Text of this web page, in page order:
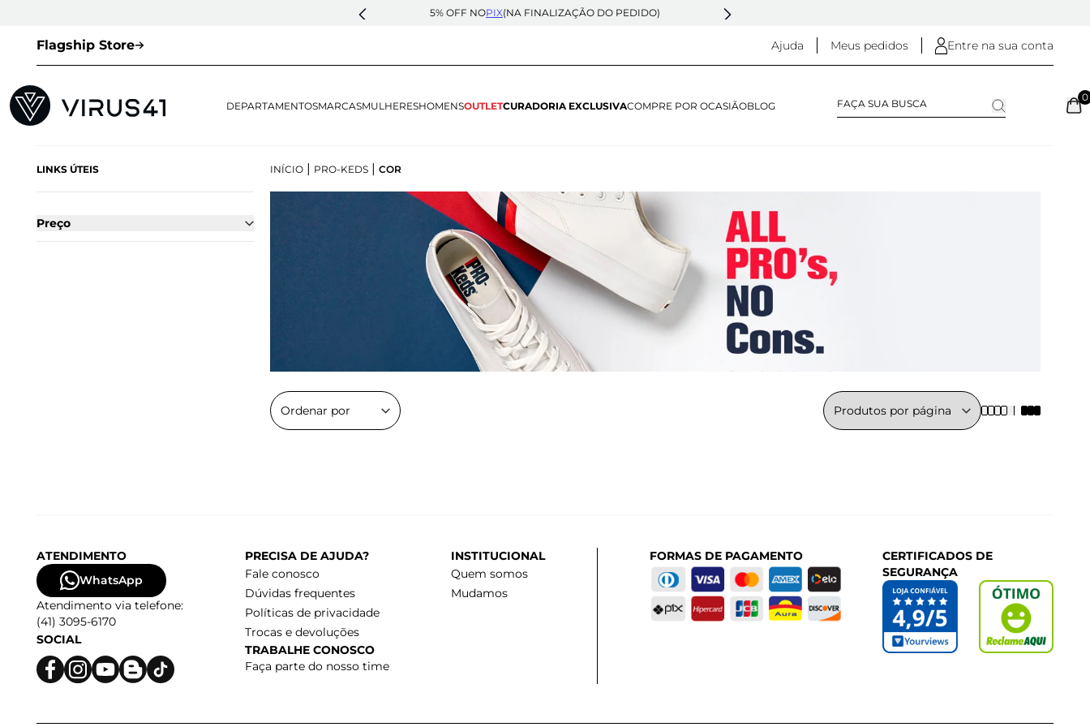
5% OFF NOPIX(NA FINALIZAÇÃO DO PEDIDO)
Flagship Store Ajuda Meus pedidos Entre na sua conta
DEPARTAMENTOSMARCASMULHERESHOMENSOUTLETCURADORIA EXCLUSIVACOMPRE POR OCASIÃOBLOG
0
LINKS ÚTEIS
Preço
INÍCIO | PRO-KEDS | COR
ATENDIMENTO
WhatsApp
Atendimento via telefone:
(41) 3095-6170
SOCIAL
PRECISA DE AJUDA?
Fale conosco
Dúvidas frequentes
Políticas de privacidade
Trocas e devoluções
TRABALHE CONOSCO
Faça parte do nosso time
INSTITUCIONAL
Quem somos
Mudamos
FORMAS DE PAGAMENTO
CERTIFICADOS DE
SEGURANÇA